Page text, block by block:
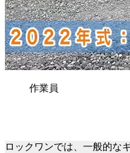
作業員
ロックワンでは、一般的な